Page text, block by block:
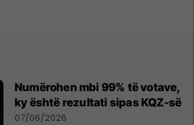
Numërohen mbi 99% të votave,
ky është rezultati sipas KQZ-së
07/06/2026